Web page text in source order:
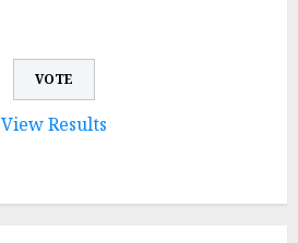
View Results